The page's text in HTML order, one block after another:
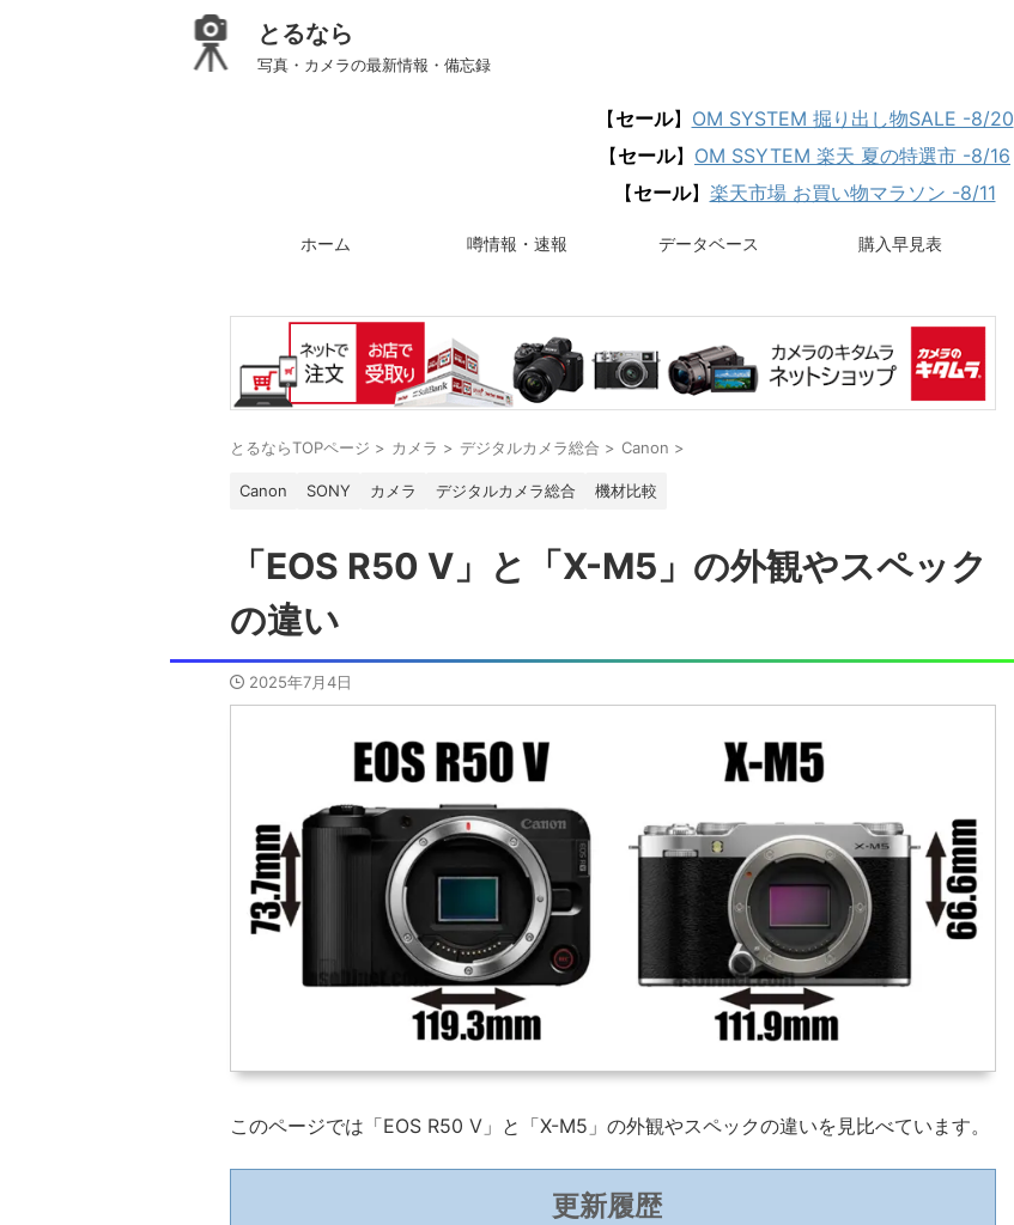
とるなら
写真・カメラの最新情報・備忘録
【セール】 OM SYSTEM 掘り出し物SALE -8/20
【セール】 OM SSYTEM 楽天 夏の特選市 -8/16
【セール】 楽天市場 お買い物マラソン -8/11
ホーム 噂情報・速報 データベース 購入早見表
とるならTOPページ > カメラ > デジタルカメラ総合 > Canon >
Canon SONY カメラ デジタルカメラ総合 機材比較
「EOS R50 V」と「X-M5」の外観やスペック
の違い
2025年7月4日
このページでは「EOS R50 V」と「X-M5」の外観やスペックの違いを見比べています。
更新履歴